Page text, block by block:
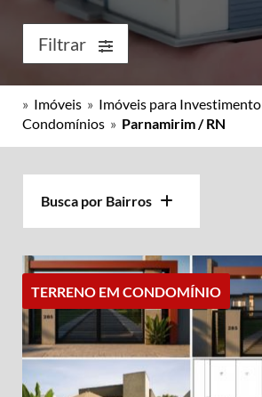
Filtrar
» Imóveis » Imóveis para Investimento
Condomínios » Parnamirim / RN
Busca por Bairros
TERRENO EM CONDOMÍNIO